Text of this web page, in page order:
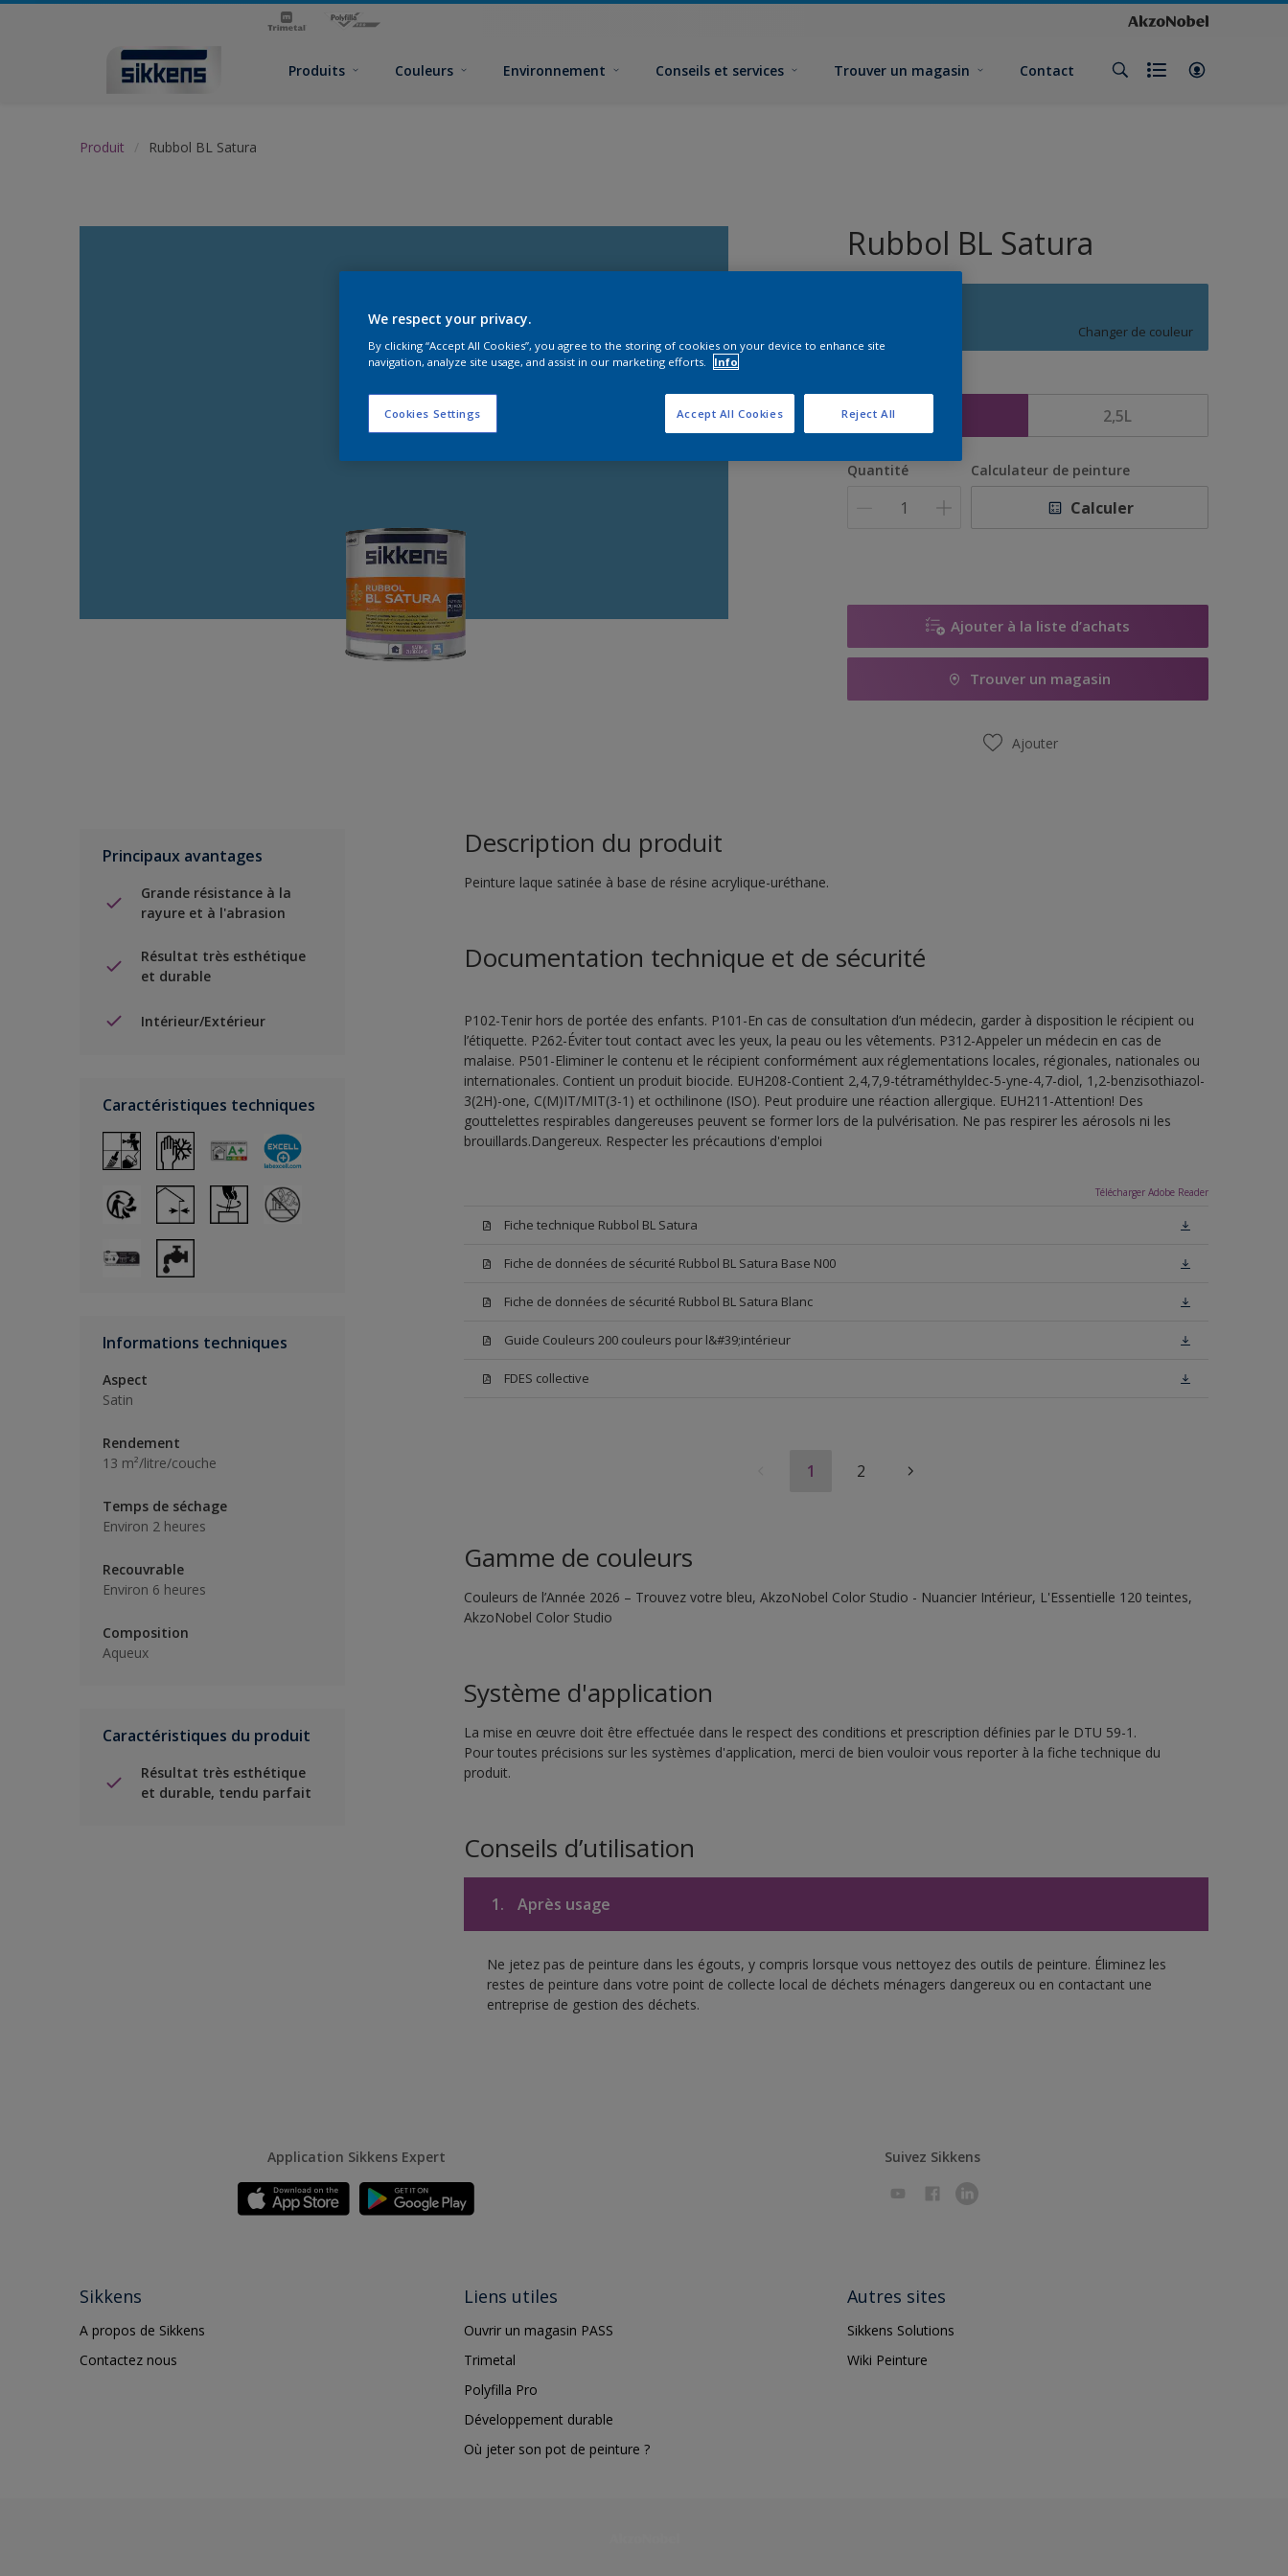
Produits Couleurs Environnement Conseils et services Trouver un magasin Contact
Produit Rubbol BL Satura
Rubbol BL Satura
Changer de couleur
2,5L
Quantité Calculateur de peinture
Calculer
Ajouter à la liste d’achats
Trouver un magasin
Ajouter
Principaux avantages
Grande résistance à la
rayure et à l'abrasion
Résultat très esthétique
et durable
Intérieur/Extérieur
Caractéristiques techniques
Informations techniques
Aspect
Satin
Rendement
13 m²/litre/couche
Temps de séchage
Environ 2 heures
Recouvrable
Environ 6 heures
Composition
Aqueux
Caractéristiques du produit
Résultat très esthétique
et durable, tendu parfait
Description du produit
Peinture laque satinée à base de résine acrylique-uréthane.
Documentation technique et de sécurité
P102-Tenir hors de portée des enfants. P101-En cas de consultation d’un médecin, garder à disposition le récipient ou
l’étiquette. P262-Éviter tout contact avec les yeux, la peau ou les vêtements. P312-Appeler un médecin en cas de
malaise. P501-Eliminer le contenu et le récipient conformément aux réglementations locales, régionales, nationales ou
internationales. Contient un produit biocide. EUH208-Contient 2,4,7,9-tétraméthyldec-5-yne-4,7-diol, 1,2-benzisothiazol-
3(2H)-one, C(M)IT/MIT(3-1) et octhilinone (ISO). Peut produire une réaction allergique. EUH211-Attention! Des
gouttelettes respirables dangereuses peuvent se former lors de la pulvérisation. Ne pas respirer les aérosols ni les
brouillards.Dangereux. Respecter les précautions d'emploi
Télécharger Adobe Reader
Fiche technique Rubbol BL Satura
Fiche de données de sécurité Rubbol BL Satura Base N00
Fiche de données de sécurité Rubbol BL Satura Blanc
Guide Couleurs 200 couleurs pour l&#39;intérieur
FDES collective
1 2
Gamme de couleurs
Couleurs de l’Année 2026 – Trouvez votre bleu, AkzoNobel Color Studio - Nuancier Intérieur, L'Essentielle 120 teintes,
AkzoNobel Color Studio
Système d'application
La mise en œuvre doit être effectuée dans le respect des conditions et prescription définies par le DTU 59-1.
Pour toutes précisions sur les systèmes d'application, merci de bien vouloir vous reporter à la fiche technique du
produit.
Conseils d’utilisation
1. Après usage
Ne jetez pas de peinture dans les égouts, y compris lorsque vous nettoyez des outils de peinture. Éliminez les
restes de peinture dans votre point de collecte local de déchets ménagers dangereux ou en contactant une
entreprise de gestion des déchets.
Application Sikkens Expert Suivez Sikkens
Sikkens
A propos de Sikkens
Contactez nous
Liens utiles
Ouvrir un magasin PASS
Trimetal
Polyfilla Pro
Développement durable
Où jeter son pot de peinture ?
Autres sites
Sikkens Solutions
Wiki Peinture
We respect your privacy.
By clicking “Accept All Cookies”, you agree to the storing of cookies on your device to enhance site
navigation, analyze site usage, and assist in our marketing efforts.
Info
Cookies Settings Reject All
Accept All Cookies